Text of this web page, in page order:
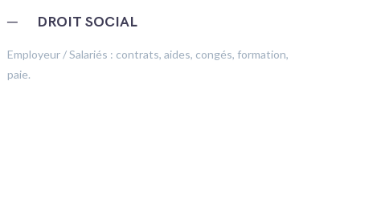
─ DROIT SOCIAL
Employeur / Salariés : contrats, aides, congés, formation,
paie.